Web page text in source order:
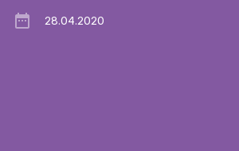
28.04.2020